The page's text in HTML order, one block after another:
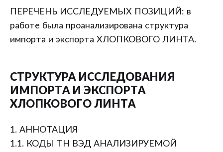
ПЕРЕЧЕНЬ ИССЛЕДУЕМЫХ ПОЗИЦИЙ: в
работе была проанализирована структура
импорта и экспорта ХЛОПКОВОГО ЛИНТА.
СТРУКТУРА ИССЛЕДОВАНИЯ
ИМПОРТА И ЭКСПОРТА
ХЛОПКОВОГО ЛИНТА
1. АННОТАЦИЯ
1.1. КОДЫ ТН ВЭД АНАЛИЗИРУЕМОЙ